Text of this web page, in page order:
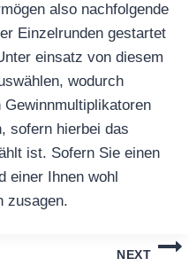
also nachfolgende
Einzelrunden gestartet
einsatz von diesem
wodurch
Gewinnmultiplikatoren
sofern hierbei das
ist. Sofern Sie einen
einer Ihnen wohl
zusagen.
NEXT